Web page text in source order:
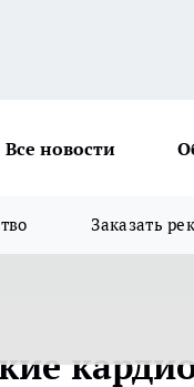
Все новости
Заказать